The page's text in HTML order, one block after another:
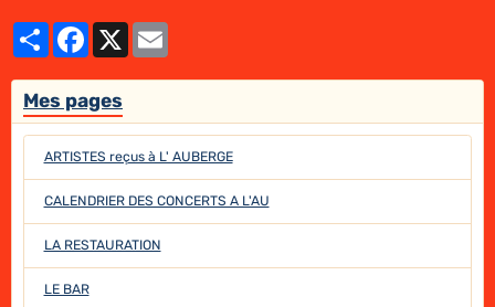
PartagerFacebook
X
Mes pages
ARTISTES reçus à L' AUBERGE
CALENDRIER DES CONCERTS A L'AU
LA RESTAURATION
LE BAR